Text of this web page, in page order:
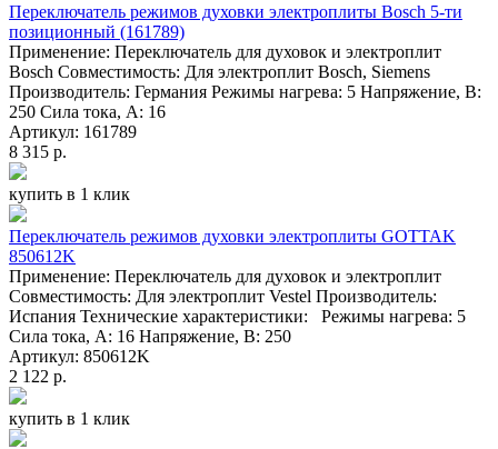
Переключатель режимов духовки электроплиты Bosch 5-ти
позиционный (161789)
Применение: Переключатель для духовок и электроплит
Bosch Совместимость: Для электроплит Bosch, Siemens
Производитель: Германия Режимы нагрева: 5 Напряжение, В:
250 Сила тока, А: 16
Артикул: 161789
8 315 р.
купить в 1 клик
Переключатель режимов духовки электроплиты GOTTAK
850612K
Применение: Переключатель для духовок и электроплит
Совместимость: Для электроплит Vestel Производитель:
Испания Технические характеристики: Режимы нагрева: 5
Сила тока, А: 16 Напряжение, В: 250
Артикул: 850612K
2 122 р.
купить в 1 клик